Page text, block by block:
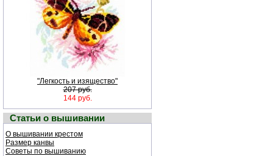
"Легкость и изящество"
207 руб.
144 руб.
Статьи о вышивании
О вышивании крестом
Размер канвы
Советы по вышиванию